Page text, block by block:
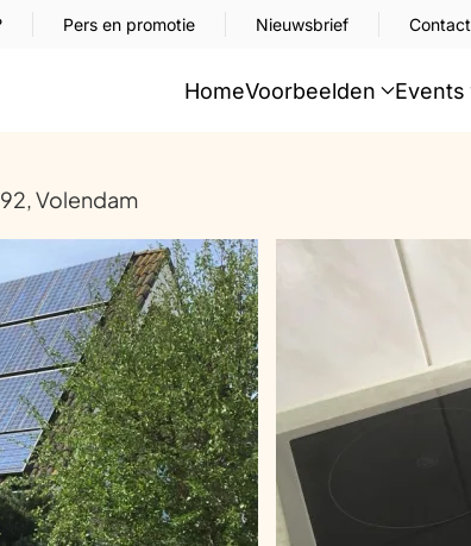
Pers en promotie Nieuwsbrief Contact
HomeVoorbeelden Events
Volendam